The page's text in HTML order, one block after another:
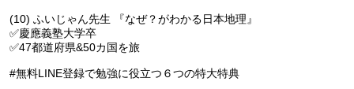
(10) ふいじゃん先生 『なぜ？がわかる日本地理』
✅慶應義塾大学卒
✅47都道府県&50カ国を旅
#無料LINE登録で勉強に役立つ６つの特大特典